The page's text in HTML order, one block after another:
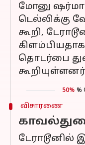
மோனு ஷர்மா
டெல்லிக்கு
கூறி,
தொடர்பை
50% %
விசாரணை
டேராடூனில்